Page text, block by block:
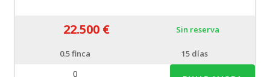
22.500 € Sin reserva
0.5finca 15 días
0